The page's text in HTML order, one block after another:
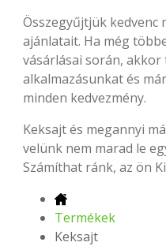
Összegyűjtjük
ajánlatait. Ha még
vásárlásai során, akkor
alkalmazásunkat és
minden kedvezmény.
Keksajt és megannyi
velünk nem marad le
Számíthat ránk, az ön
Termékek
Keksajt